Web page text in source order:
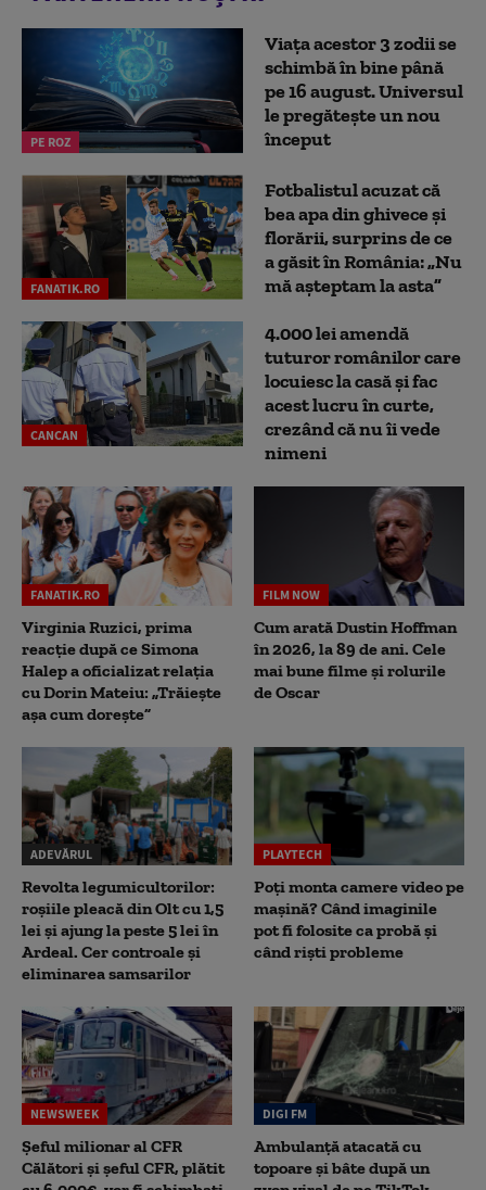
PE ROZ
Viața acestor 3 zodii se
schimbă în bine până
pe 16 august. Universul
le pregătește un nou
început
FANATIK.RO
Fotbalistul acuzat că
bea apa din ghivece și
florării, surprins de ce
a găsit în România: „Nu
mă așteptam la asta”
CANCAN
4.000 lei amendă
tuturor românilor care
locuiesc la casă și fac
acest lucru în curte,
crezând că nu îi vede
nimeni
FANATIK.RO
Virginia Ruzici, prima
reacție după ce Simona
Halep a oficializat relația
cu Dorin Mateiu: „Trăiește
așa cum dorește”
FILM NOW
Cum arată Dustin Hoffman
în 2026, la 89 de ani. Cele
mai bune filme și rolurile
de Oscar
ADEVĂRUL
Revolta legumicultorilor:
roșiile pleacă din Olt cu 1,5
lei și ajung la peste 5 lei în
Ardeal. Cer controale și
eliminarea samsarilor
PLAYTECH
Poți monta camere video pe
mașină? Când imaginile
pot fi folosite ca probă și
când riști probleme
NEWSWEEK
Șeful milionar al CFR
Călători și șeful CFR, plătit
DIGI FM
Ambulanță atacată cu
topoare și bâte după un